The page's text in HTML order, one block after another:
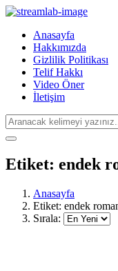
Anasayfa
Hakkımızda
Gizlilik Politikası
Telif Hakkı
Video Öner
İletişim
Etiket: endek
Anasayfa
Etiket: endek
Sırala: